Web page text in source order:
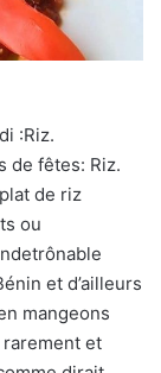
:Riz.
de fêtes: Riz.
de riz
ou
et d’ailleurs
mangeons
rarement et